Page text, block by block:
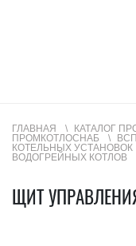
ГЛАВНАЯ
КАТАЛОГ
ПРОМКОТЛОСНАБ
КОТЕЛЬНЫХ УСТАНОВОК
ВОДОГРЕЙНЫХ КОТЛОВ
ЩИТ